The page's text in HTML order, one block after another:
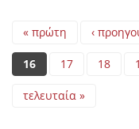
Pages
« πρώτη ‹
16 17 18
τελευταία »